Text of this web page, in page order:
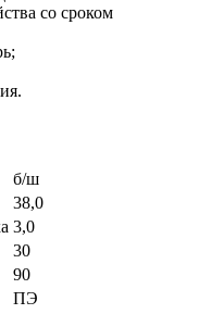
со сроком
б/ш
38,0
3,0
30
90
ПЭ